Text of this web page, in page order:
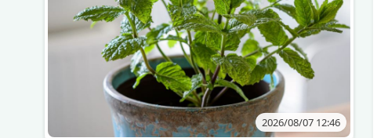
2026/08/07 12:46